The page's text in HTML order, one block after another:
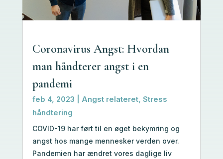
Coronavirus Angst: Hvordan
man håndterer angst i en
pandemi
feb 4, 2023 Angst relateret, Stress
håndtering
COVID-19 har ført til en øget bekymring og
angst hos mange mennesker verden over.
Pandemien har ændret vores daglige liv